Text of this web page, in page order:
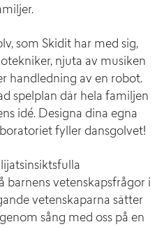
som Skidit har med sig,
njuta av musiken
handledning av en robot.
spelplan där hela familjen
idé. Designa dina egna
fyller dansgolvet!
barnens vetenskapsfrågor i
vetenskaparna sätter
sång med oss på en